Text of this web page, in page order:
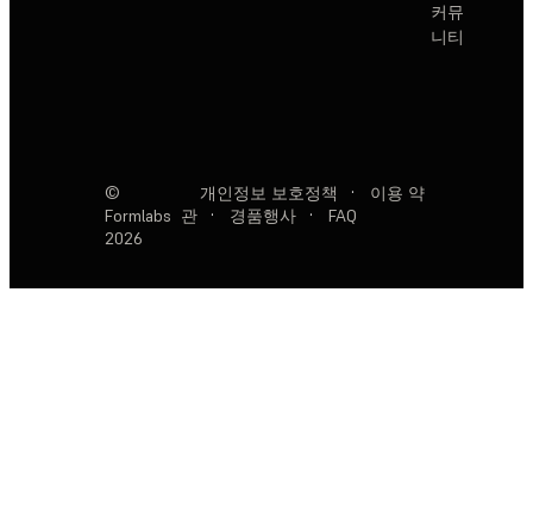
커뮤
니티
©
Formlabs
2026
개인정보 보호정책 ·
이용 약
관
· 경품행사 · FAQ